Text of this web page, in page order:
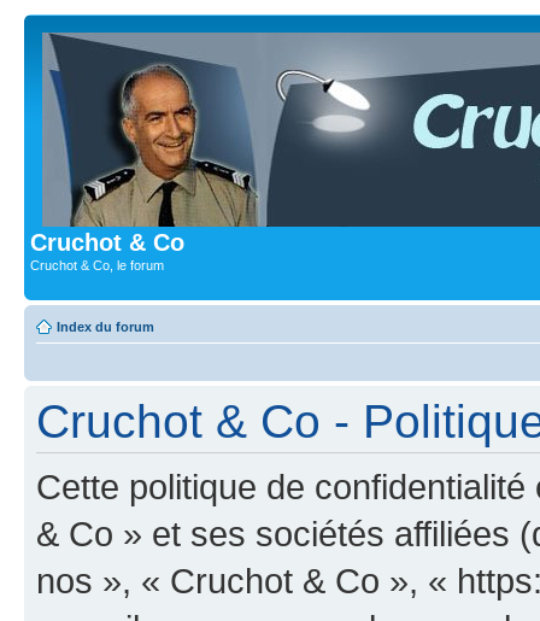
Cruchot & Co
Cruchot & Co, le forum
Index du forum
Cruchot & Co -
Cette politique de
& Co » et ses sociétés affiliées
nos », « Cruchot & Co », «